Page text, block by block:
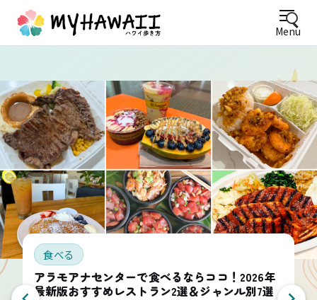
Menu
食べる
アラモアナセンターで食べるならココ！2026年
最新版おすすめレストラン2選＆ジャンル別7選